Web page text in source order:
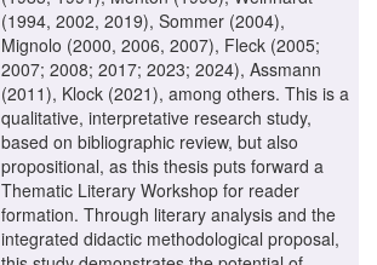
(1994, 2002, 2019), Sommer (2004),
Mignolo (2000, 2006, 2007), Fleck (2005;
2007; 2008; 2017; 2023; 2024), Assmann
(2011), Klock (2021), among others. This is a
qualitative, interpretative research study,
based on bibliographic review, but also
propositional, as this thesis puts forward a
Thematic Literary Workshop for reader
formation. Through literary analysis and the
integrated didactic methodological proposal,